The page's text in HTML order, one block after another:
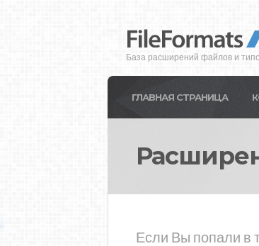
База расширений файлов и
ГЛАВНАЯ СТРАНИЦА
Если Вы попали в